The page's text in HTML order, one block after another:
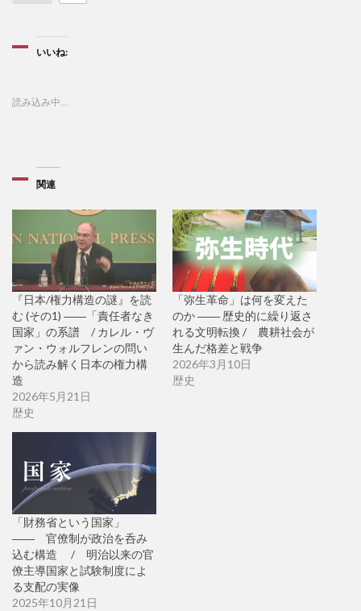
いいね:
読み込み中…
関連
『日本/権力構造の謎』を読
む (その1) ――「責任者なき
国家」の系譜 / カレル・ヴ
ァン・ウォルフレンの問い
から読み解く日本の権力構
造
2026年5月21日
歴史
「弥生革命」は何を変えた
のか ―― 歴史的に繰り返さ
れる文明転換 / 農耕社会が
生んだ格差と戦争
2026年3月10日
歴史
「財務省という国家」
―― 官僚制が政治を呑み
込む構造 / 明治以来の官
僚主導国家と試験制度によ
る支配の実像
2025年10月21日